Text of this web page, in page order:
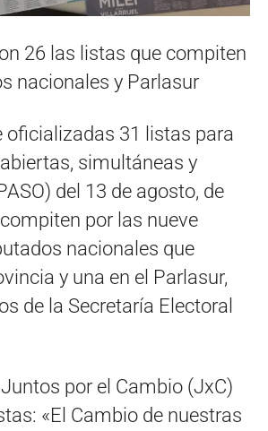
26 las listas que compiten
nacionales y Parlasur
oficializadas 31 listas para
simultáneas y
del 13 de agosto, de
por las nueve
nacionales que
y una en el Parlasur,
de la Secretaría Electoral
por el Cambio (JxC)
«El Cambio de nuestras